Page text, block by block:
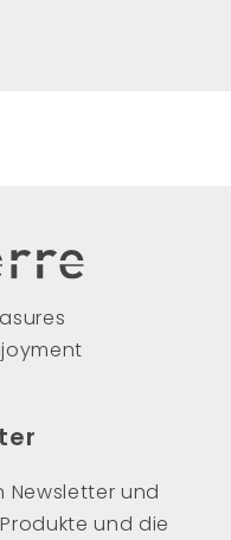
Newsletter und
und die